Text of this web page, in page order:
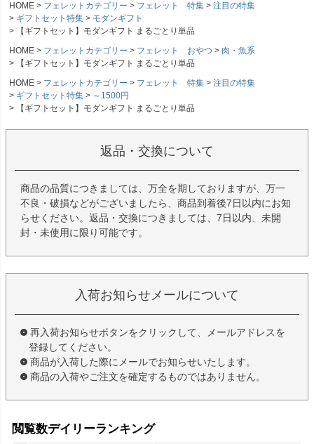
HOME フェレットカテゴリー フェレット 特集
注目の特集
ギフトセット特集
モダンギフト
【ギフトセット】モダンギフト まるごとり単品
HOME
フェレットカテゴリー フェレット おやつ
肉・魚系
【ギフトセット】モダンギフト まるごとり単品
HOME
フェレットカテゴリー フェレット 特集
注目の特集
ギフトセット特集
～1500円
【ギフトセット】モダンギフト まるごとり単品
返品・交換について
商品の品質につきましては、万全を期しておりますが、万一
不良・破損などがございましたら、商品到着後7日以内にお知
らせください。返品・交換につきましては、7日以内、未開
封・未使用に限り可能です。
入荷お知らせメールについて
再入荷お知らせボタンをクリックして、メールアドレスを
登録してください。
商品が入荷した際にメールでお知らせいたします。
商品の入荷やご注文を確定するものではありません。
閲覧数デイリーランキング